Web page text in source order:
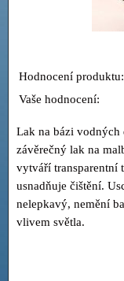
Hodnocení produktu:
Vaše hodnocení:
Lak na bázi
závěrečný lak na
vytváří transparentní
usnadňuje čištění.
nelepkavý, nemění
vlivem světla.